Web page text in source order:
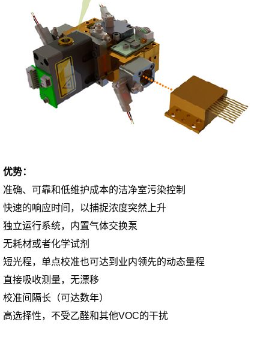
优势：
准确、可靠和低维护成本的洁净室污染控制
快速的响应时间，以捕捉浓度突然上升
独立运行系统，内置气体交换泵
无耗材或者化学试剂
短光程，单点校准也可达到业内领先的动态量程
直接吸收测量，无漂移
校准间隔长（可达数年）
高选择性，不受乙醛和其他VOC的干扰